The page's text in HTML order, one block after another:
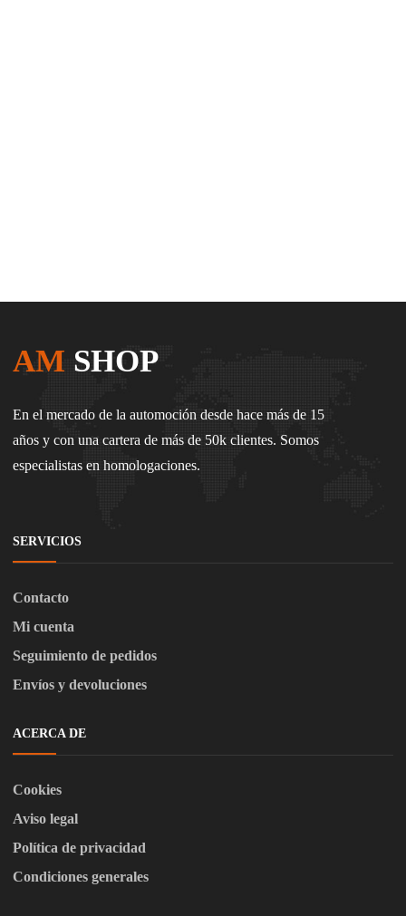
AM SHOP
En el mercado de la automoción desde hace más de 15
años y con una cartera de más de 50k clientes. Somos
especialistas en homologaciones.
SERVICIOS
Contacto
Mi cuenta
Seguimiento de pedidos
Envíos y devoluciones
ACERCA DE
Cookies
Aviso legal
Política de privacidad
Condiciones generales